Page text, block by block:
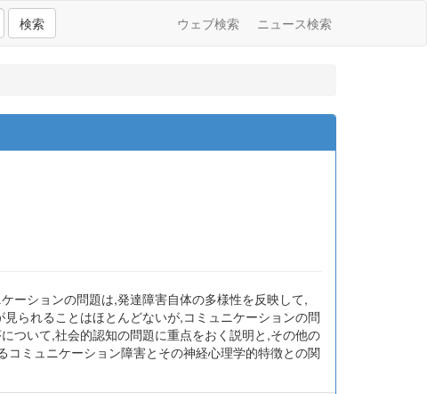
検索 ウェブ検索 ニュース検索
ーションの問題は,発達障害自体の多様性を反映して,
られることはほとんどないが,コミュニケーションの問
ついて,社会的認知の問題に重点をおく説明と,その他の
ミュニケーション障害とその神経心理学的特徴との関